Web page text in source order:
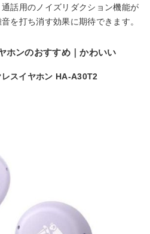
話用のノイズリダクション機能が
を打ち消す効果に期待できます。
ホンのおすすめ｜かわいい
スイヤホン HA-A30T2